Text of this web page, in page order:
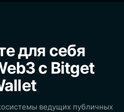
для себя
с Bitget
ведущих публичных